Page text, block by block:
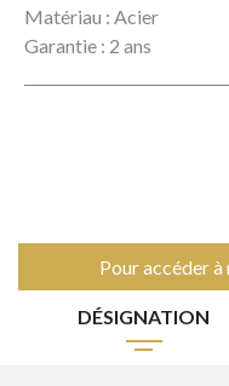
Matériau : Acier
Garantie : 2 ans
Pour accéder
DÉSIGNATION